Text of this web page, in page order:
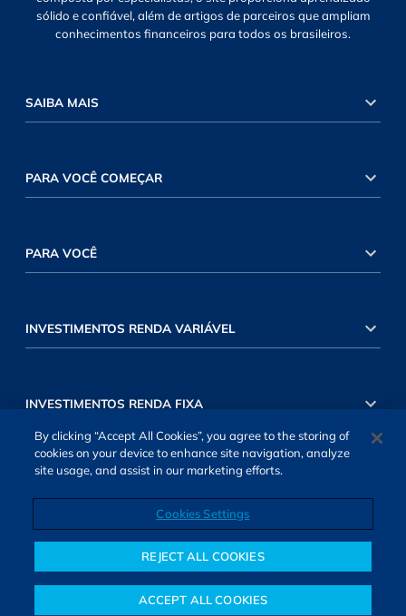
sólido e confiável, além de artigos de parceiros que ampliam
conhecimentos financeiros para todos os brasileiros.
SAIBA MAIS
PARA VOCÊ COMEÇAR
PARA VOCÊ
INVESTIMENTOS RENDA VARIÁVEL
INVESTIMENTOS RENDA FIXA
Cookies Settings
By clicking “Accept All Cookies”, you agree to the storing of
cookies on your device to enhance site navigation, analyze
site usage, and assist in our marketing efforts.
Cookies Settings
REJECT ALL COOKIES
ACCEPT ALL COOKIES